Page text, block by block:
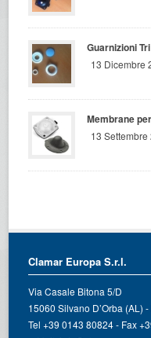
Guarnizioni
13 Dicembre
Membrane
13 Settembre
Clamar Europa S.r.l.
Via Casale Bitona 5/D
15060 Silvano D’Orba (AL) -
Tel +39 0143 80824 - Fax